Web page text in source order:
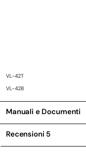
VL-42T
VL-42B
Manuali e Documenti
Recensioni 5